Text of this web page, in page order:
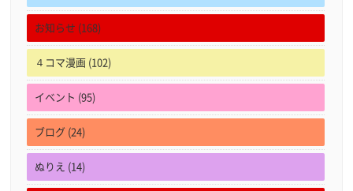
お知らせ (168)
４コマ漫画 (102)
イベント (95)
ブログ (24)
ぬりえ (14)